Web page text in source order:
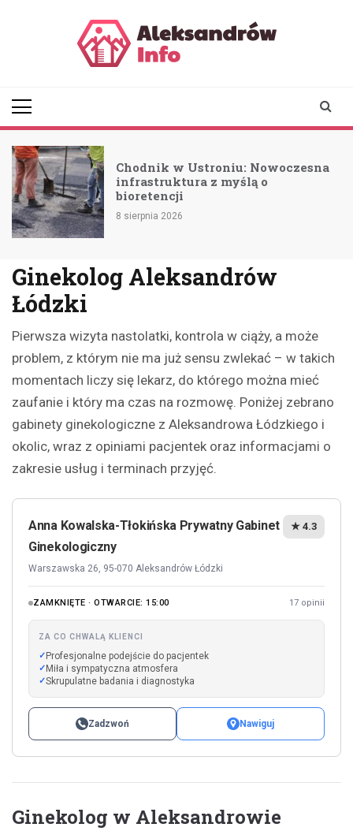
Chodnik w Ustroniu: Nowoczesna
infrastruktura z myślą o
bioretencji
8 sierpnia 2026
Ginekolog Aleksandrów
Łódzki
Pierwsza wizyta nastolatki, kontrola w ciąży, a może
problem, z którym nie ma już sensu zwlekać – w takich
momentach liczy się lekarz, do którego można mieć
zaufanie i który ma czas na rozmowę. Poniżej zebrano
gabinety ginekologiczne z Aleksandrowa Łódzkiego i
okolic, wraz z opiniami pacjentek oraz informacjami o
zakresie usług i terminach przyjęć.
Anna Kowalska-Tłokińska Prywatny Gabinet
Ginekologiczny
Warszawska 26, 95-070 Aleksandrów Łódzki
★ 4.3
ZAMKNIĘTE · OTWARCIE: 15:00 17 opinii
ZA CO CHWALĄ KLIENCI
Profesjonalne podejście do pacjentek
Miła i sympatyczna atmosfera
Skrupulatne badania i diagnostyka
Zadzwoń Nawiguj
Ginekolog w Aleksandrowie